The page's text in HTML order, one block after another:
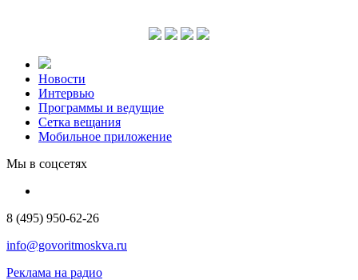
Новости
Интервью
Программы и ведущие
Сетка вещания
Мобильное приложение
Мы в соцсетях
8 (495) 950-62-26
info@govoritmoskva.ru
Реклама на радио